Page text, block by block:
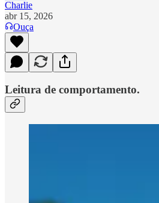
Charlie
abr 15, 2026
Ouça
Leitura de comportamento.